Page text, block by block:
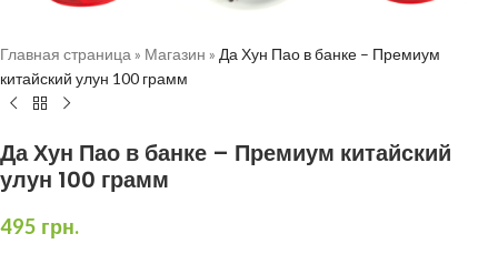
Главная страница » Магазин » Да Хун Пао в банке – Премиум
китайский улун 100 грамм
Да Хун Пао в банке – Премиум китайский
улун 100 грамм
495 грн.